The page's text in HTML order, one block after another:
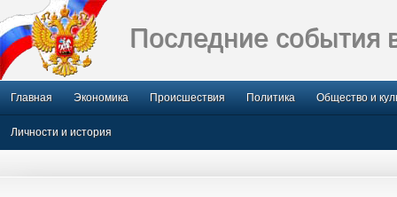
Последние события
Главная Экономика Происшествия Политика Общество и
Личности и история